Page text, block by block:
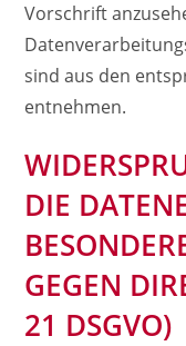
Vorschrift
sind aus den
entnehmen.
DIE
GEGEN
21 DSGVO)